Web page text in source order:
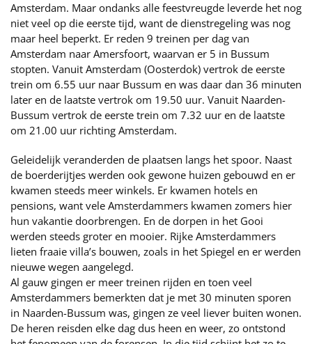
Amsterdam. Maar ondanks alle feestvreugde leverde het nog
niet veel op die eerste tijd, want de dienstregeling was nog
maar heel beperkt. Er reden 9 treinen per dag van
Amsterdam naar Amersfoort, waarvan er 5 in Bussum
stopten. Vanuit Amsterdam (Oosterdok) vertrok de eerste
trein om 6.55 uur naar Bussum en was daar dan 36 minuten
later en de laatste vertrok om 19.50 uur. Vanuit Naarden-
Bussum vertrok de eerste trein om 7.32 uur en de laatste
om 21.00 uur richting Amsterdam.
Geleidelijk veranderden de plaatsen langs het spoor. Naast
de boerderijtjes werden ook gewone huizen gebouwd en er
kwamen steeds meer winkels. Er kwamen hotels en
pensions, want vele Amsterdammers kwamen zomers hier
hun vakantie doorbrengen. En de dorpen in het Gooi
werden steeds groter en mooier. Rijke Amsterdammers
lieten fraaie villa’s bouwen, zoals in het Spiegel en er werden
nieuwe wegen aangelegd.
Al gauw gingen er meer treinen rijden en toen veel
Amsterdammers bemerkten dat je met 30 minuten sporen
in Naarden-Bussum was, gingen ze veel liever buiten wonen.
De heren reisden elke dag dus heen en weer, zo ontstond